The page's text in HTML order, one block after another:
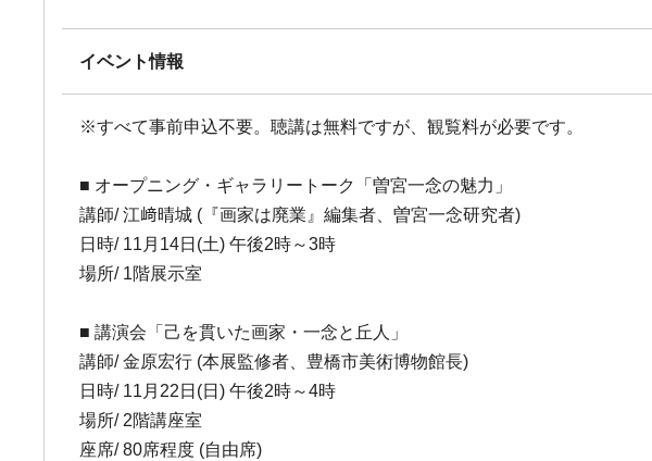
イベント情報
※すべて事前申込不要。聴講は無料ですが、観覧料が必要です。
■ オープニング・ギャラリートーク「曽宮一念の魅力」
講師/ 江﨑晴城 (『画家は廃業』編集者、曽宮一念研究者)
日時/ 11月14日(土) 午後2時～3時
場所/ 1階展示室
■ 講演会「己を貫いた画家・一念と丘人」
講師/ 金原宏行 (本展監修者、豊橋市美術博物館長)
日時/ 11月22日(日) 午後2時～4時
場所/ 2階講座室
座席/ 80席程度 (自由席)